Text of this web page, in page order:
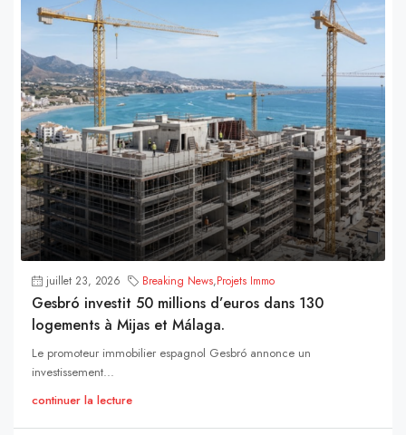
juillet 23, 2026 Breaking News,Projets Immo
Gesbró investit 50 millions d’euros dans 130
logements à Mijas et Málaga.
Le promoteur immobilier espagnol Gesbró annonce un
investissement...
continuer la lecture